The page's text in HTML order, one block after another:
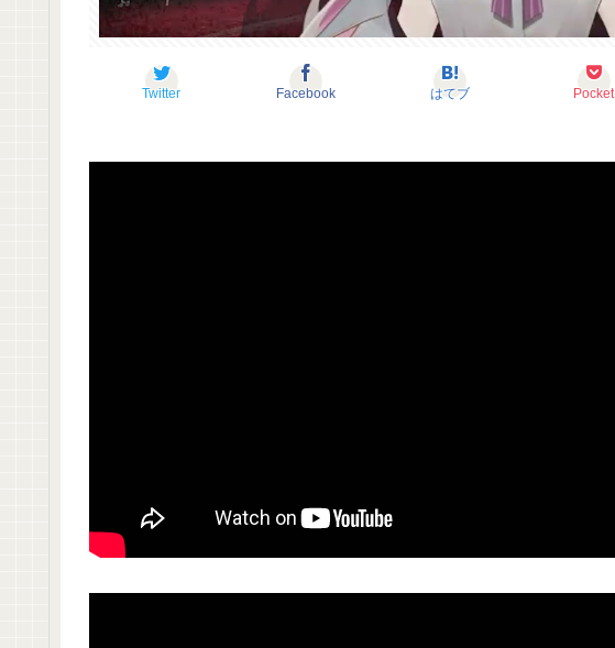
Twitter Facebook はてブ Pocket